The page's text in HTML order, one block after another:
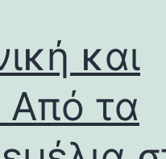
και
Από τα